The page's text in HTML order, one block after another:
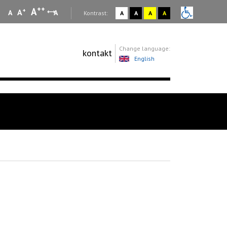
A A+ A++ A Kontrast: A A A A
kontakt
Change language:
English